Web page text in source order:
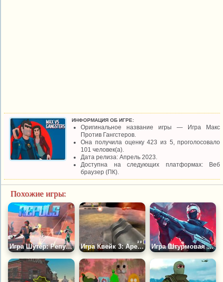
ИНФОРМАЦИЯ ОБ ИГРЕ:
Оригинальное название игры — Игра Макс
Против Гангстеров.
Она получила оценку 423 из 5, проголосовало
101 человек(а).
Дата релиза: Апрель 2023.
Доступна на следующих платформах: Веб
браузер (ПК).
Похожие игры:
Игра Шутер: Репульс Игра Квейк 3: Арена - Онлайн Игра Штурмовая Атака